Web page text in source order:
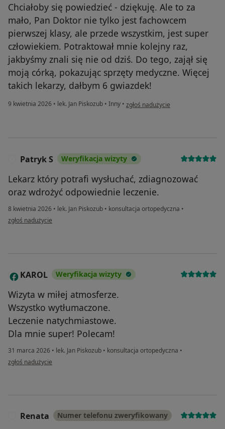
Chciałoby się powiedzieć - dziękuję. Ale to za
mało, Pan Doktor nie tylko jest fachowcem
pierwszej klasy, ale przede wszystkim, jest super
człowiekiem. Potraktował mnie kolejny raz,
jakbyśmy znali się nie od dziś. Do tego, zajął się
moją córką, pokazując sprzęty medyczne. Więcej
takich lekarzy, dałbym 6 gwiazdek!
9 kwietnia 2026 • lek. Jan Piskozub • Inny • w opinii użytkownika Jacek
zgłoś nadużycie
Patryk S Weryfikacja wizyty
Lekarz który potrafi wysłuchać, zdiagnozować
oraz wdrożyć odpowiednie leczenie.
8 kwietnia 2026 • lek. Jan Piskozub • konsultacja ortopedyczna •
w opinii użytkownika Patryk S
zgłoś nadużycie
K KAROL Weryfikacja wizyty
Wizyta w miłej atmosferze.
Wszystko wytłumaczone.
Leczenie natychmiastowe.
Dla mnie super! Polecam!
31 marca 2026 • lek. Jan Piskozub • konsultacja ortopedyczna •
w opinii użytkownika KAROL
zgłoś nadużycie
Renata Numer telefonu zweryfikowany